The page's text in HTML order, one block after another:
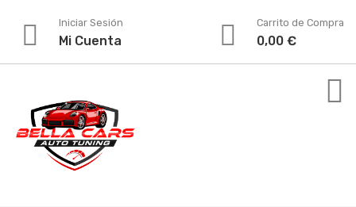
Iniciar Sesión
Mi Cuenta
Carrito de Compra
0,00 €